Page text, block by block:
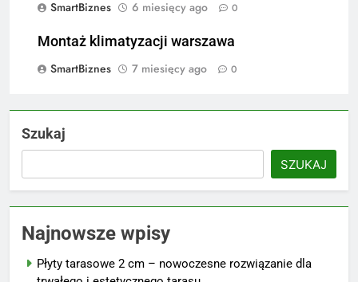
SmartBiznes
6 miesięcy ago 0
Montaż klimatyzacji warszawa
SmartBiznes
7 miesięcy ago 0
Szukaj
SZUKAJ
Najnowsze wpisy
Płyty tarasowe 2 cm – nowoczesne rozwiązanie dla